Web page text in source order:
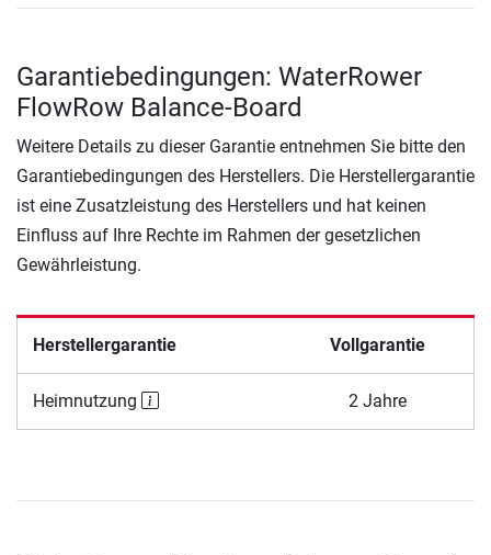
Garantiebedingungen: WaterRower
FlowRow Balance-Board
Weitere Details zu dieser Garantie entnehmen Sie bitte den
Garantiebedingungen des Herstellers. Die Herstellergarantie
ist eine Zusatzleistung des Herstellers und hat keinen
Einfluss auf Ihre Rechte im Rahmen der gesetzlichen
Gewährleistung.
Herstellergarantie Vollgarantie
Heimnutzung 2 Jahre